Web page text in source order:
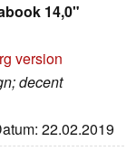
14,0"
version
decent
22.02.2019